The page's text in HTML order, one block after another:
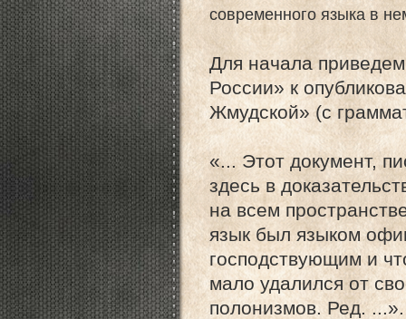
современного языка в
Для начала
России» к
Жмудской» (с
«... Этот документ,
здесь в
на всем
язык был языком
господствующим и
мало удалился от
полонизмов. Ред. ...».